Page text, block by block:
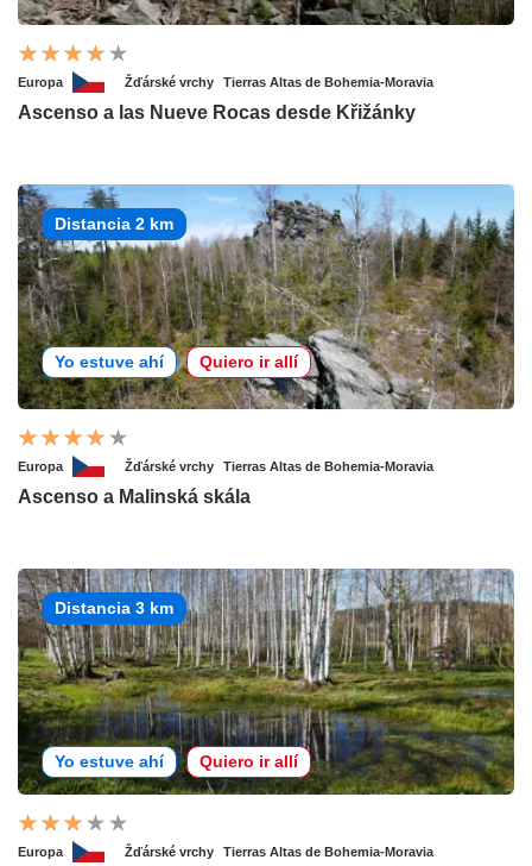
Europa Žďárské vrchy Tierras Altas de Bohemia-Moravia
Ascenso a las Nueve Rocas desde Křižánky
Distancia 2 km
Yo estuve ahí Quiero ir allí
Europa Žďárské vrchy Tierras Altas de Bohemia-Moravia
Ascenso a Malinská skála
Distancia 3 km
Yo estuve ahí Quiero ir allí
Europa Žďárské vrchy Tierras Altas de Bohemia-Moravia